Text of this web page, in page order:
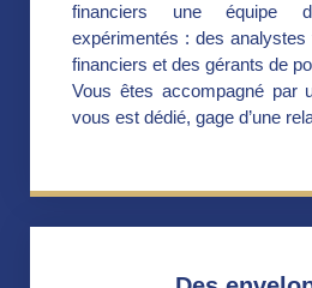
financiers une équipe
expérimentés : des
financiers et des gérants de
Vous êtes accompagné par
vous est dédié, gage d’une